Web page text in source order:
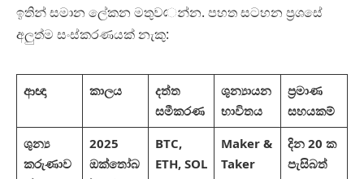
ඉතින් සමාන ලේකන මතුවেන්න. පහත සටහන ප්‍රශසේ
අලුත්ම සංස්කරණයක් නැකු:
ආඥා කාලය
දත්ත
සමීකරණ
ශුන්‍යායන
භාවිතය
ප්‍රමාණ
සහයකම්
ශුන්‍ය
කරුණාව
2025
ඔක්තෝබ
BTC,
ETH, SOL
Maker &
Taker
දින 20 ක
පැසිබත්